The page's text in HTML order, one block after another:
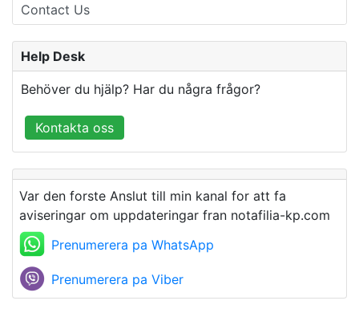
Contact Us
Help Desk
Behöver du hjälp? Har du några frågor?
Kontakta oss
Var den forste Anslut till min kanal for att fa
aviseringar om uppdateringar fran notafilia-kp.com
Prenumerera pa WhatsApp
Prenumerera pa Viber